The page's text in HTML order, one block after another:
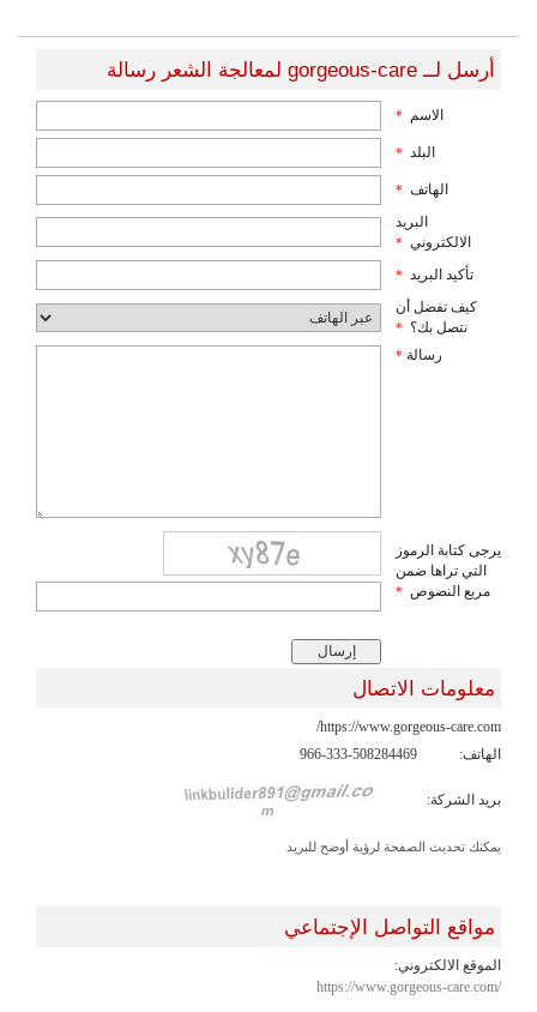
أرسل لــ gorgeous-care لمعالجة الشعر رسالة
الاسم *
البلد *
الهاتف *
البريد
الالكتروني *
تأكيد البريد *
كيف تفضل أن
نتصل بك؟ *
رسالة *
يرجى كتابة الرموز
التي تراها ضمن
مربع النصوص *
معلومات الاتصال
https://www.gorgeous-care.com/
الهاتف:
966-333-508284469
بريد الشركة:
يمكنك تحديث الصفحة لرؤية أوضح للبريد
مواقع التواصل الإجتماعي
الموقع الالكتروني:
https://www.gorgeous-care.com/